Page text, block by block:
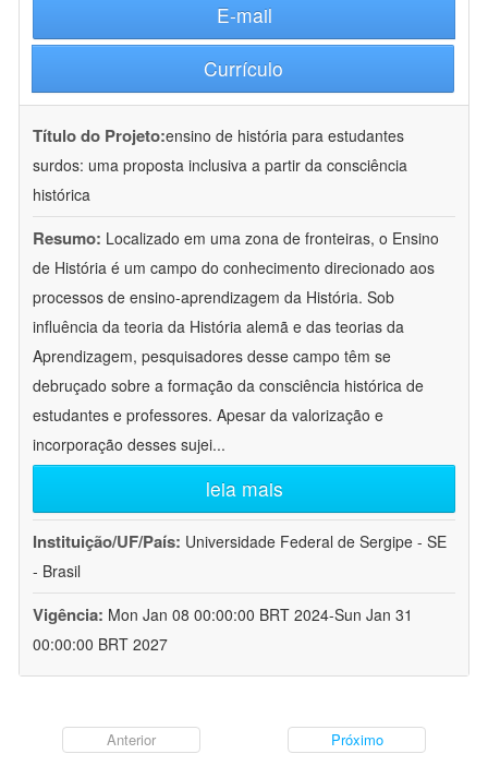
E-mail
Currículo
Título do Projeto:ensino de história para estudantes
surdos: uma proposta inclusiva a partir da consciência
histórica
Resumo: Localizado em uma zona de fronteiras, o Ensino
de História é um campo do conhecimento direcionado aos
processos de ensino-aprendizagem da História. Sob
influência da teoria da História alemã e das teorias da
Aprendizagem, pesquisadores desse campo têm se
debruçado sobre a formação da consciência histórica de
estudantes e professores. Apesar da valorização e
incorporação desses sujei...
leia mais
Instituição/UF/País: Universidade Federal de Sergipe - SE
- Brasil
Vigência: Mon Jan 08 00:00:00 BRT 2024-Sun Jan 31
00:00:00 BRT 2027
Anterior Próximo